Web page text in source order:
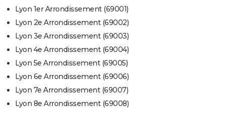
Lyon 1er Arrondissement (69001)
Lyon 2e Arrondissement (69002)
Lyon 3e Arrondissement (69003)
Lyon 4e Arrondissement (69004)
Lyon 5e Arrondissement (69005)
Lyon 6e Arrondissement (69006)
Lyon 7e Arrondissement (69007)
Lyon 8e Arrondissement (69008)